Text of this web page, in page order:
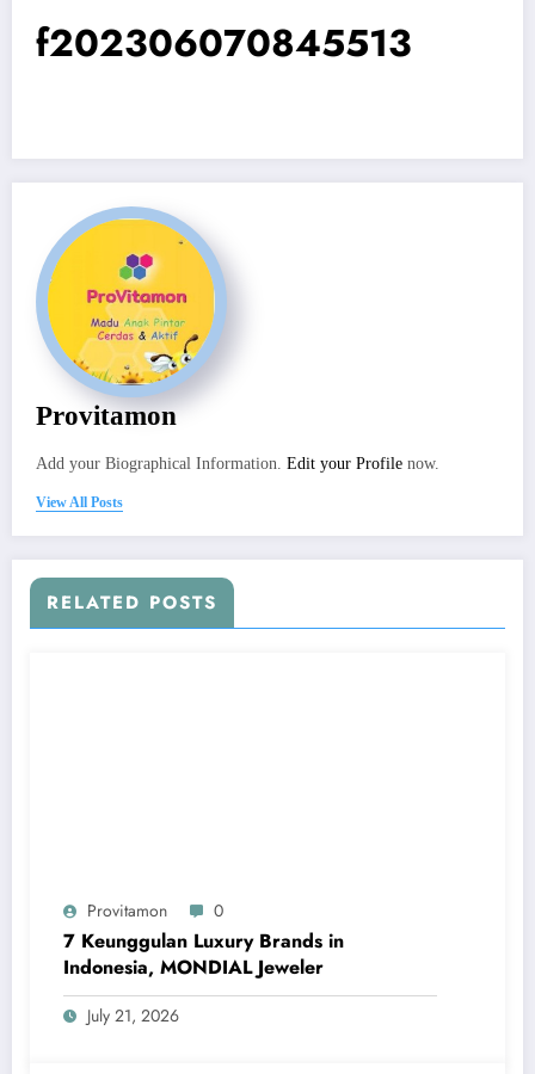
f202306070845513
Provitamon
Add your Biographical Information. Edit your Profile now.
View All Posts
RELATED POSTS
Provitamon 0
7 Keunggulan Luxury Brands in
Indonesia, MONDIAL Jeweler
July 21, 2026